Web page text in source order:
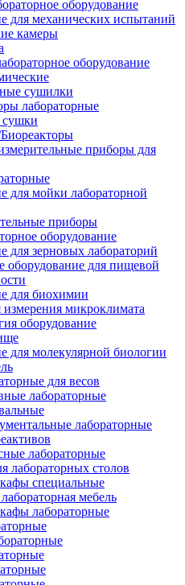
оборудование
для механических испытаний
камеры
оборудование
сушилки
лабораторные
приборы для
для мойки лабораторной
приборы
оборудование
для зерновых лабораторий
оборудование для пищевой
для биохимии
микроклимата
оборудование
для молекулярной биологии
для весов
лабораторные
лабораторные
лабораторные
лабораторных столов
специальные
мебель
лабораторные